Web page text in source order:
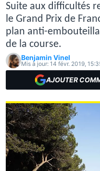
Suite aux difficultés
le Grand Prix de
plan anti-
de la course.
Benjamin Vinel
Mis à jour: 14 févr. 2019,
AJOUTER